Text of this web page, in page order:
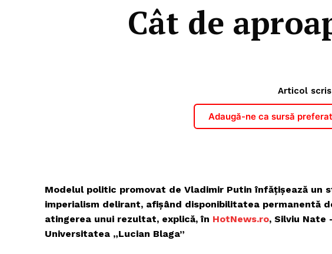
Cât de
Articol
Adaugă-ne ca sursă
Modelul politic promovat de Vladimir Putin înfățișează un
imperialism delirant, afișând disponibilitatea permanentă
atingerea unui rezultat, explică, în HotNews.ro, Silviu Nate
Universitatea „Lucian Blaga”